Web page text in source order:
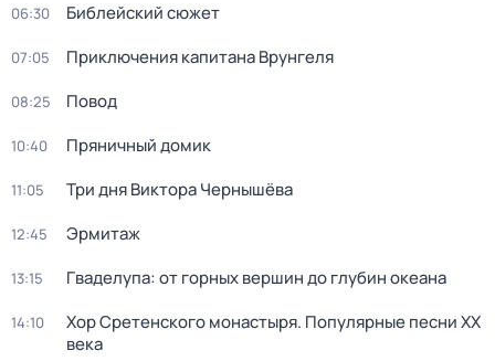
06:30 Библейский сюжет
07:05 Приключения капитана Врунгеля
08:25 Повод
10:40 Пряничный домик
11:05 Три дня Виктора Чернышёва
12:45 Эрмитаж
13:15 Гваделупа: от горных вершин до глубин океана
14:10
Хор Сретенского монастыря. Популярные песни XX
века